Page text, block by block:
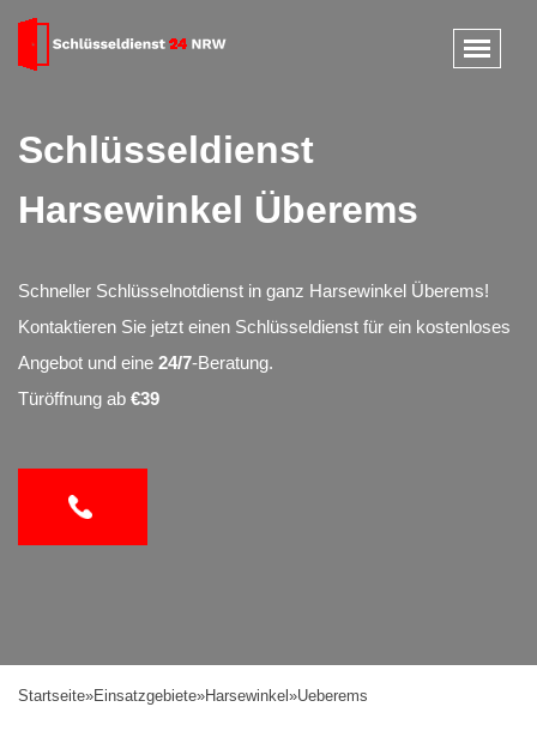
Schlüsseldienst
Harsewinkel Überems
Schneller Schlüsselnotdienst in ganz Harsewinkel Überems!
Kontaktieren Sie jetzt einen Schlüsseldienst für ein kostenloses
Angebot und eine 24/7-Beratung.
Türöffnung ab €39
Startseite»Einsatzgebiete»Harsewinkel »Ueberems